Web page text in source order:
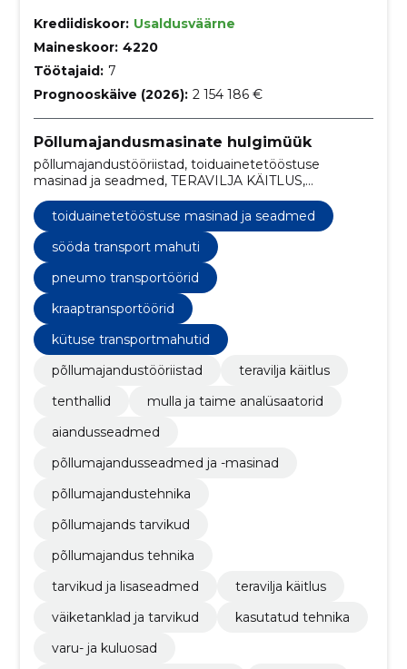
Krediidiskoor: Usaldusväärne
Maineskoor: 4220
Töötajaid: 7
Prognooskäive (2026): 2 154 186 €
Põllumajandusmasinate hulgimüük
põllumajandustööriistad, toiduainetetööstuse
masinad ja seadmed, TERAVILJA KÄITLUS,
TENTHALLID, MULLA JA TAIME ANALÜSAATORID,
aiandusseadmed, Põllumajandusseadmed ja -
masinad, põllumajandustehnika, põllumajands
tarvikud, põllumajandus tehnika
toiduainetetööstuse masinad ja seadmed
sööda transport mahuti
pneumo transportöörid
kraaptransportöörid
kütuse transportmahutid
põllumajandustööriistad
teravilja käitlus
tenthallid
mulla ja taime analüsaatorid
aiandusseadmed
põllumajandusseadmed ja -masinad
põllumajandustehnika
põllumajands tarvikud
põllumajandus tehnika
tarvikud ja lisaseadmed
teravilja käitlus
väiketanklad ja tarvikud
kasutatud tehnika
varu- ja kuluosad